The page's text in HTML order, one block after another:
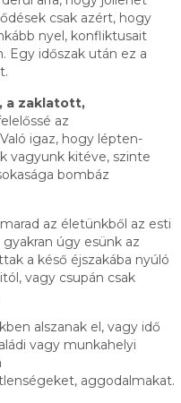
csak azért, hogy
nyel, konfliktusait
Egy időszak után ez a
a zaklatott,
az
igaz, hogy lépten-
vagyunk kitéve, szinte
bombáz
az életünkből az esti
úgy esünk az
a késő éjszakába nyúló
vagy csupán csak
alszanak el, vagy idő
vagy munkahelyi
aggodalmakat.